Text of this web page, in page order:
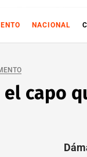
NACIONAL
el capo